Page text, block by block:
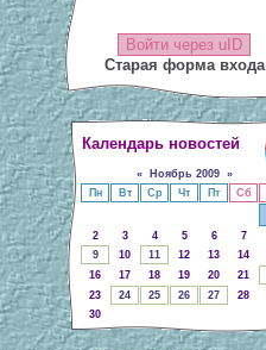
Войти через uID
Старая форма входа
Календарь новостей
« Ноябрь 2009
»
Пн
Вт Ср Чт Пт Сб
2
3 4 5 6 7
9
10 11 12 13 14
16
17 18 19 20 21
23
24 25 26 27 28
30